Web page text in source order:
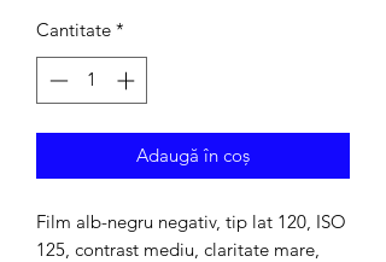
Cantitate *
Adaugă în coș
Film alb-negru negativ, tip lat 120, ISO
125, contrast mediu, claritate mare,